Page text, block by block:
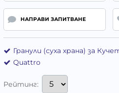
НАПРАВИ ЗАПИТВАНЕ
Гранули (суха храна) за
Quattro
Рейтинг: